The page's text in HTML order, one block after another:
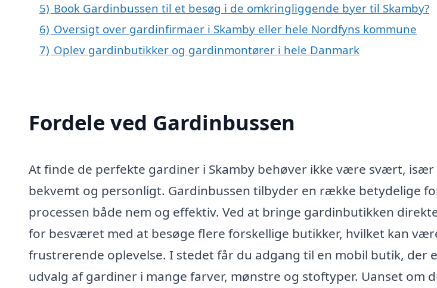
5) Book Gardinbussen til et besøg i de omkringliggende byer til Skamby?
6) Oversigt over gardinfirmaer i Skamby eller hele Nordfyns kommune
7) Oplev gardinbutikker og gardinmontører i hele Danmark
Fordele ved Gardinbussen
At finde de perfekte gardiner i Skamby behøver ikke være svært,
bekvemt og personligt. Gardinbussen tilbyder en række betydelige
processen både nem og effektiv. Ved at bringe gardinbutikken
for besværet med at besøge flere forskellige butikker, hvilket kan
frustrerende oplevelse. I stedet får du adgang til en mobil butik, der
udvalg af gardiner i mange farver, mønstre og stoftyper. Uanset om